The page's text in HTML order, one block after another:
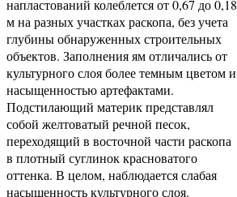
напластований колеблется от 0,67 до 0,18
м на разных участках раскопа, без учета
глубины обнаруженных строительных
объектов. Заполнения ям отличались от
культурного слоя более темным цветом и
насыщенностью артефактами.
Подстилающий материк представлял
собой желтоватый речной песок,
переходящий в восточной части раскопа
в плотный суглинок красноватого
оттенка. В целом, наблюдается слабая
насыщенность культурного слоя.